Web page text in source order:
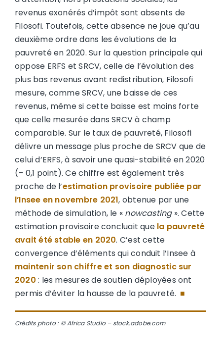
revenus exonérés d’impôt sont absents de
Filosofi. Toutefois, cette absence ne joue qu’au
deuxième ordre dans les évolutions de la
pauvreté en 2020. Sur la question principale qui
oppose ERFS et SRCV, celle de l’évolution des
plus bas revenus avant redistribution, Filosofi
mesure, comme SRCV, une baisse de ces
revenus, même si cette baisse est moins forte
que celle mesurée dans SRCV à champ
comparable. Sur le taux de pauvreté, Filosofi
délivre un message plus proche de SRCV que de
celui d’ERFS, à savoir une quasi-stabilité en 2020
(– 0,1 point). Ce chiffre est également très
proche de l’estimation provisoire publiée par
l’Insee en novembre 2021, obtenue par une
méthode de simulation, le « nowcasting». Cette
estimation provisoire concluait que la pauvreté
avait été stable en 2020. C’est cette
convergence d’éléments qui conduit l’Insee à
maintenir son chiffre et son diagnostic sur
2020 : les mesures de soutien déployées ont
permis d’éviter la hausse de la pauvreté. ■
Crédits photo : © Africa Studio – stock.adobe.com